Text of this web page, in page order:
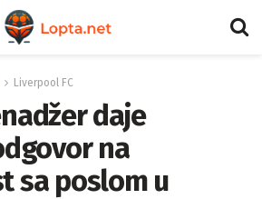
Liverpool FC
daje
na
sa poslom u